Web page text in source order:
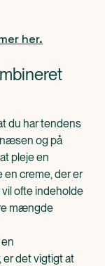
her.
du har tendens
næsen og på
pleje en
creme, der er
ofte indeholde
mængde
det vigtigt at